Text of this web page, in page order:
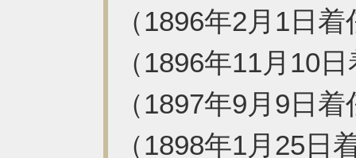
（1896年2月1日
（1896年11月10
（1897年9月9日
（1898年1月25日